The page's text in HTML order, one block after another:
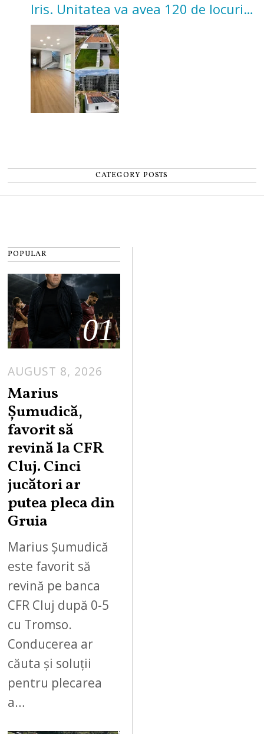
Iris. Unitatea va avea 120 de locuri
pentru copii
CATEGORY POSTS
POPULAR
01
AUGUST 8, 2026
Marius
Șumudică,
favorit să
revină la CFR
Cluj. Cinci
jucători ar
putea pleca din
Gruia
Marius Șumudică
este favorit să
revină pe banca
CFR Cluj după 0-5
cu Tromso.
Conducerea ar
căuta și soluții
pentru plecarea
a…